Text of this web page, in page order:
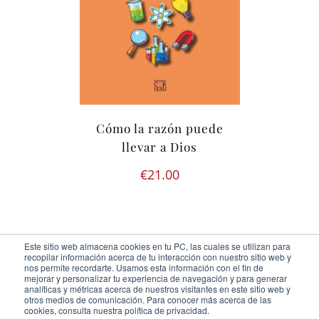
Este sitio web almacena cookies en tu PC, las cuales se utilizan para
recopilar información acerca de tu interacción con nuestro sitio web y
nos permite recordarte. Usamos esta información con el fin de
mejorar y personalizar tu experiencia de navegación y para generar
analíticas y métricas acerca de nuestros visitantes en este sitio web y
otros medios de comunicación. Para conocer más acerca de las
cookies, consulta nuestra política de privacidad.
Cómo la razón puede
llevar a Dios
€21.00
Ediciones Cor Iesu Copyright 2020 |id digital agency